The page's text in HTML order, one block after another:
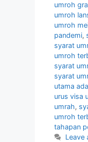
umroh
umroh
umroh
pandemi,
syarat
umroh
syarat
syarat
utama
urus visa
umrah,
umroh
tahapan
Leave